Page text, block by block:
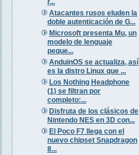
Atacantes rusos eluden la
doble autenticación de G...
Microsoft presenta Mu, un
modelo de lenguaje
peque...
AnduinOS se actualiza, así
es la distro Linux que ...
Los Nothing Headphone
(1) se filtran por
completo:...
Disfruta de los clásicos de
Nintendo NES en 3D con...
El Poco F7 llega con el
nuevo chipset Snapdragon
8...